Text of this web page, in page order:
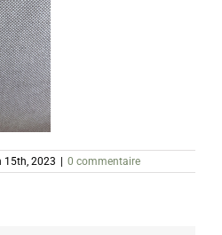
15th, 2023 0 commentaire